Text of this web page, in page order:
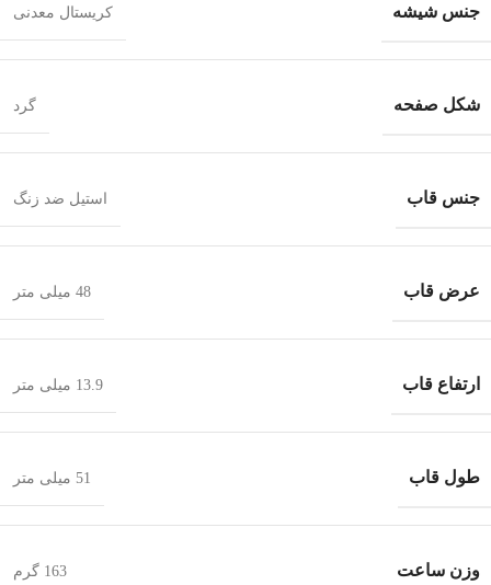
جنس شیشه کریستال معدنی
شکل صفحه گرد
جنس قاب استیل ضد زنگ
عرض قاب 48 میلی متر
ارتفاع قاب 13.9 میلی متر
طول قاب 51 میلی متر
وزن ساعت 163 گرم